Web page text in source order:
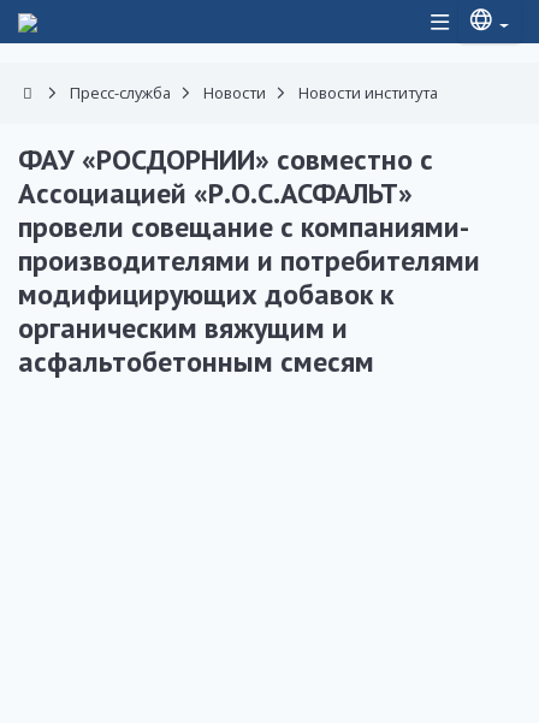
Пресс-служба Новости Новости института
ФАУ «РОСДОРНИИ» совместно с
Ассоциацией «Р.О.С.АСФАЛЬТ»
провели совещание с компаниями-
производителями и потребителями
модифицирующих добавок к
органическим вяжущим и
асфальтобетонным смесям